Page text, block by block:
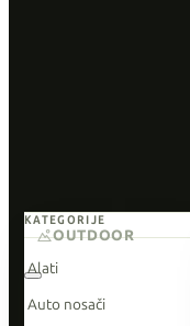
KATEGORIJE
Alati
Auto nosači
OUTDOOR